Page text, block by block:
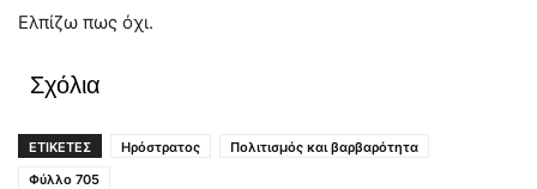
Ελπίζω πως όχι.
Σχόλια
ΕΤΙΚΕΤΕΣ Ηρόστρατος
Πολιτισμός και βαρβαρότητα
Φύλλο 705